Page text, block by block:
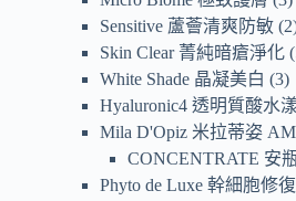
Sensitive 蘆薈清爽防敏 2
Skin Clear 菁純暗瘡淨化
White Shade 晶凝美白
3
Hyaluronic4 透明質酸水
Mila D'Opiz 米拉蒂姿
CONCENTRATE 安
Phyto de Luxe 幹細胞修